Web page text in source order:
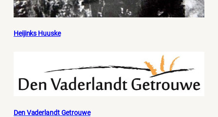
Heijinks Huuske
Den Vaderlandt Getrouwe